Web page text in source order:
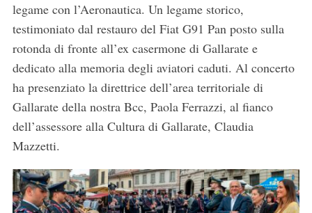
legame con l’Aeronautica. Un legame storico,
testimoniato dal restauro del Fiat G91 Pan posto sulla
rotonda di fronte all’ex casermone di Gallarate e
dedicato alla memoria degli aviatori caduti. Al concerto
ha presenziato la direttrice dell’area territoriale di
Gallarate della nostra Bcc, Paola Ferrazzi, al fianco
dell’assessore alla Cultura di Gallarate, Claudia
Mazzetti.